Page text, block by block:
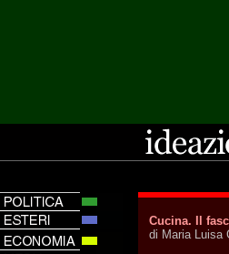
Cucina. Il
di Maria Luisa